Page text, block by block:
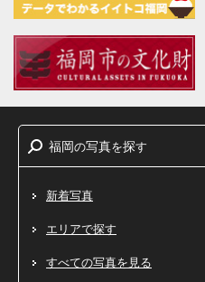
福岡の写真を探す
新着写真
エリアで探す
すべての写真を見る